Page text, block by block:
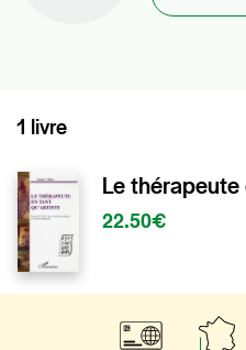
1 livre
Le
22.50€